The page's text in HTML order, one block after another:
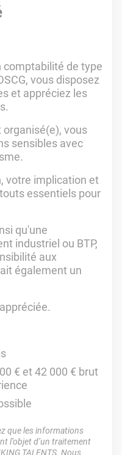
de type
vous disposez
et appréciez les
vous
sensibles avec
votre implication et
essentiels pour
qu'une
industriel ou BTP,
aux
également un
€ et 42 000 € brut
que les informations
l’objet d’un traitement
TALENTS. Nous